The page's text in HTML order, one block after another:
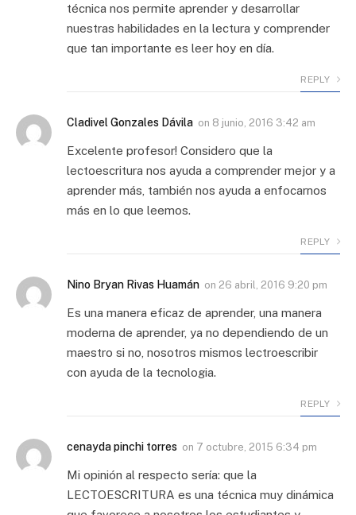
técnica nos permite aprender y desarrollar
nuestras habilidades en la lectura y comprender
que tan importante es leer hoy en día.
REPLY
Cladivel Gonzales Dávila on 8 junio, 2016 3:42 am
Excelente profesor! Considero que la
lectoescritura nos ayuda a comprender mejor y a
aprender más, también nos ayuda a enfocarnos
más en lo que leemos.
REPLY
Nino Bryan Rivas Huamán on 26 abril, 2016 9:20 pm
Es una manera eficaz de aprender, una manera
moderna de aprender, ya no dependiendo de un
maestro si no, nosotros mismos lectroescribir
con ayuda de la tecnologia.
REPLY
cenayda pinchi torres on 7 octubre, 2015 6:34 pm
Mi opinión al respecto sería: que la
LECTOESCRITURA es una técnica muy dinámica